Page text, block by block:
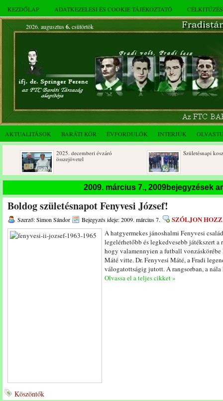
KEZDŐLAP ADATKEZELÉSI ÉS COOKIE TÁJÉKOZTATÓ
2026. augusztus 6.csütörtök
AKTUALITÁSOK BARÁTI KÖR ÉVFORDULÓK INTERJÚK
2025. decemberi évzáró
összejövetel
Születésnapi koszorúzások
2009. március 7., 2009bejegyzések
Boldog születésnapot Fenyvesi József!
Szerző: Simon Sándor Bejegyzés ideje: 2009. március 7. SZÓLJON
A hatgyermekes jánoshalmi Fenyvesi
legelérhetőbb és legkedvesebb játékszert
hogy valamennyien a futball
Máté vitte. Dr. Fenyvesi Máté, a Fradi
válogatottságig jutott. A rangsorban, a
Olvassa el a teljes cikket »
Köszöntők